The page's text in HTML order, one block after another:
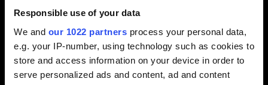
Responsible use of your data
We and our 1022 partners process your personal data,
e.g. your IP-number, using technology such as cookies to
store and access information on your device in order to
serve personalized ads and content, ad and content
come avviare un processo di digitalizzazione
ben pianificato utilizzando le risorse...
Maggiori informazioni